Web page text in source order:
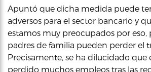
Apuntó que dicha medida puede
adversos para el sector bancario y
estamos muy preocupados por eso,
padres de familia pueden perder el
Precisamente, se ha dilucidado que
perdido muchos empleos tras las